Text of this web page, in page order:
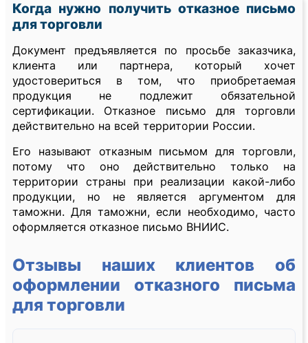
Когда нужно получить отказное письмо
для торговли
Документ предъявляется по просьбе заказчика,
клиента или партнера, который хочет
удостовериться в том, что приобретаемая
продукция не подлежит обязательной
сертификации. Отказное письмо для торговли
действительно на всей территории России.
Его называют отказным письмом для торговли,
потому что оно действительно только на
территории страны при реализации какой-либо
продукции, но не является аргументом для
таможни. Для таможни, если необходимо, часто
оформляется отказное письмо ВНИИС.
Отзывы наших клиентов об
оформлении отказного письма
для торговли